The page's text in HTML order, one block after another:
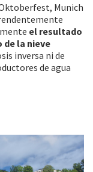
Munich
el resultado
la nieve
inversa ni de
de agua